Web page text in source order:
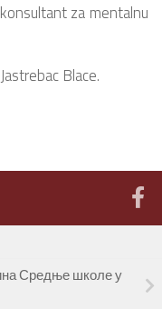
za mentalnu
Blace.
Средње школе у